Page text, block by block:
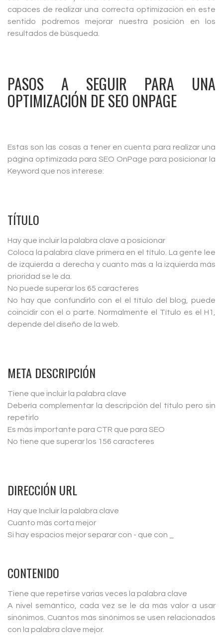
capaces de realizar una correcta optimización en este
sentido podremos mejorar nuestra posición en los
resultados de búsqueda.
PASOS A SEGUIR PARA UNA
OPTIMIZACIÓN DE SEO ONPAGE
Estas son las cosas a tener en cuenta para realizar una
página optimizada para SEO OnPage para posicionar la
Keyword que nos interese:
TÍTULO
Hay que incluir la palabra clave a posicionar
Coloca la palabra clave primera en el título. La gente lee
de izquierda a derecha y cuanto más a la izquierda más
prioridad se le da.
No puede superar los 65 caracteres
No hay que confundirlo con el el título del blog, puede
coincidir con el o parte. Normalmente el Título es el H1,
depende del diseño de la web.
META DESCRIPCIÓN
Tiene que incluir la palabra clave
Debería complementar la descripción del título pero sin
repetirlo
Es más importante para CTR que para SEO
No tiene que superar los 156 caracteres
DIRECCIÓN URL
Hay que Incluir la palabra clave
Cuanto más corta mejor
Si hay espacios mejor separar con - que con _
CONTENIDO
Tiene que repetirse varias veces la palabra clave
A nivel semántico, cada vez se le da más valor a usar
sinónimos. Cuantos más sinónimos se usen relacionados
con la palabra clave mejor.